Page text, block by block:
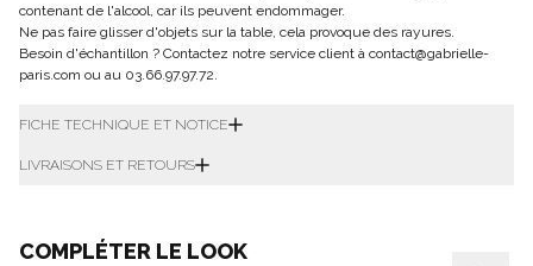
contenant de l'alcool, car ils peuvent endommager.
Ne pas faire glisser d'objets sur la table, cela provoque des rayures.
Besoin d'échantillon ? Contactez notre service client à contact@gabrielle-
paris.com ou au 03.66.97.97.72.
FICHE TECHNIQUE ET NOTICE
LIVRAISONS ET RETOURS
COMPLÉTER LE LOOK